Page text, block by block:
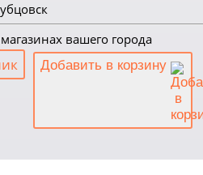
вашего города
Добавить в корзину